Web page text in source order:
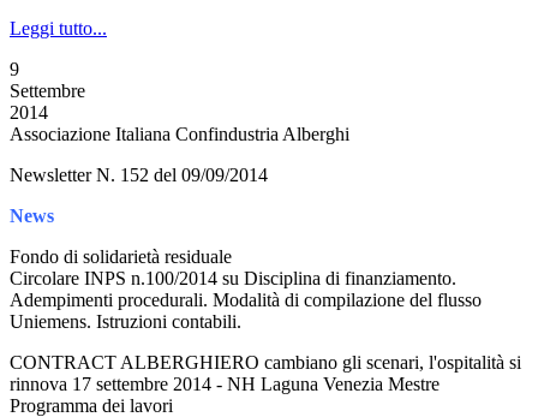
Leggi tutto...
9
Settembre
2014
Associazione Italiana Confindustria Alberghi
Newsletter N. 152 del 09/09/2014
News
Fondo di solidarietà residuale
Circolare INPS n.100/2014 su Disciplina di finanziamento.
Adempimenti procedurali. Modalità di compilazione del flusso
Uniemens. Istruzioni contabili.
CONTRACT ALBERGHIERO cambiano gli scenari, l'ospitalità si
rinnova 17 settembre 2014 - NH Laguna Venezia Mestre
Programma dei lavori